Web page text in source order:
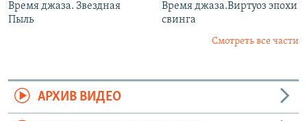
Время джаза. Звездная
Пыль
Время джаза.Виртуоз эпохи
свинга
Смотреть все части
АРХИВ ВИДЕО